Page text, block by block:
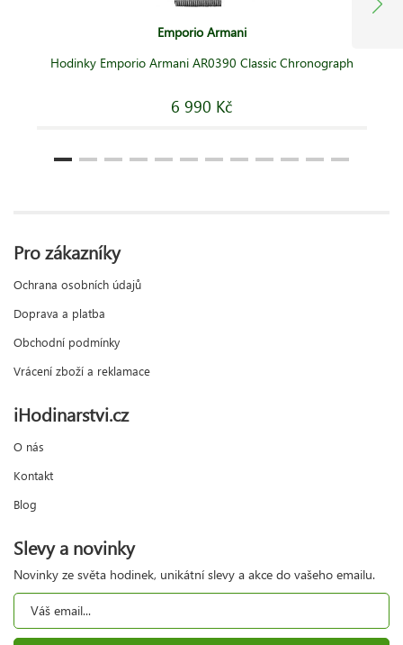
Emporio Armani
Hodinky Emporio Armani AR0390 Classic Chronograph
6 990 Kč
Pro zákazníky
Ochrana osobních údajů
Doprava a platba
Obchodní podmínky
Vrácení zboží a reklamace
iHodinarstvi.cz
O nás
Kontakt
Blog
Slevy a novinky
Novinky ze světa hodinek, unikátní slevy a akce do vašeho emailu.